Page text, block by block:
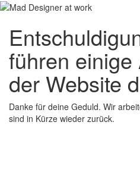
führen einige
der Website
Danke für deine Geduld. Wir
sind in Kürze wieder zurück.